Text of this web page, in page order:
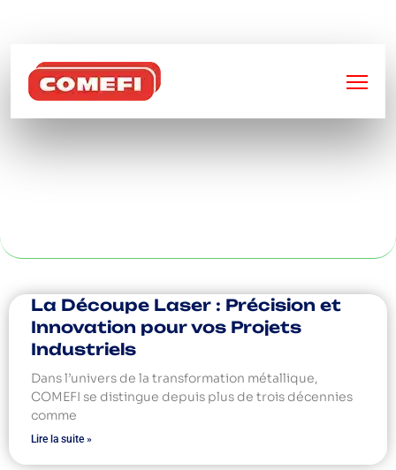
RACK CHARGE À
La Découpe Laser : Précision et
Innovation pour vos Projets
Industriels
Dans l’univers de la transformation métallique,
COMEFI se distingue depuis plus de trois décennies
comme
Lire la suite »